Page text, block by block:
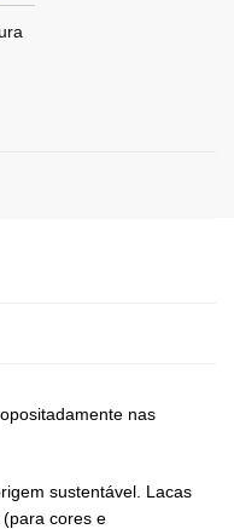
nas
sustentável. Lacas
cores e